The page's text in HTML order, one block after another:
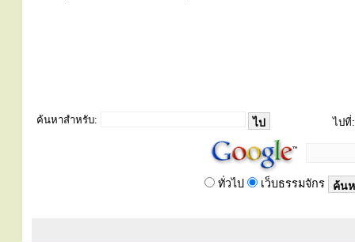
ค้นหาสำหรับ: ไปที่:
ทั่วไป เว็บธรรมจักร